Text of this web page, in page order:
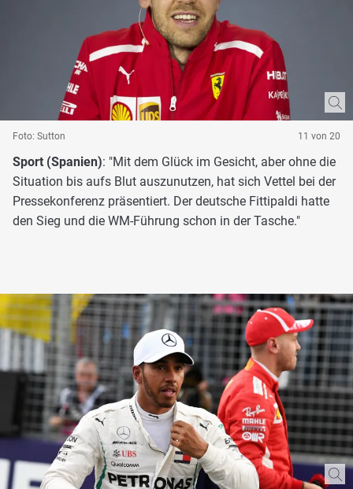
Foto: Sutton 11 von 20
Sport (Spanien): "Mit dem Glück im Gesicht, aber ohne die
Situation bis aufs Blut auszunutzen, hat sich Vettel bei der
Pressekonferenz präsentiert. Der deutsche Fittipaldi hatte
den Sieg und die WM-Führung schon in der Tasche."